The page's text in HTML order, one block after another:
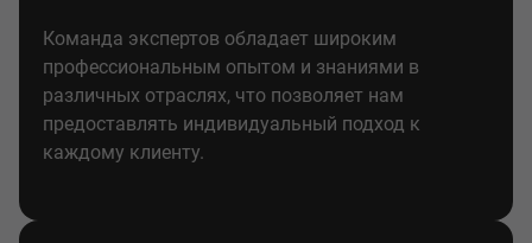
Команда экспертов обладает широким
профессиональным опытом и знаниями в
различных отраслях, что позволяет нам
предоставлять индивидуальный подход к
каждому клиенту.